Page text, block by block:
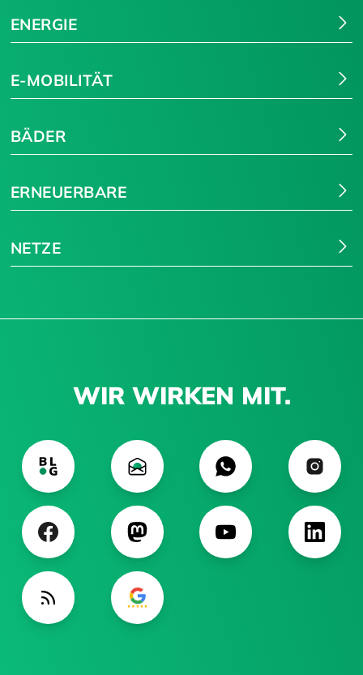
ENERGIE
E-MOBILITÄT
BÄDER
ERNEUERBARE
NETZE
WIR WIRKEN MIT.